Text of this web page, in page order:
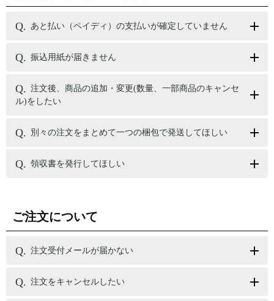
あと払い（ペイディ）の支払いが確定していません
振込用紙が届きません
注文後、商品の追加・変更(数量、一部商品のキャンセ
ル)をしたい
別々の注文をまとめて一つの梱包で発送してほしい
領収書を発行してほしい
ご注文について
注文受付メールが届かない
注文をキャンセルしたい